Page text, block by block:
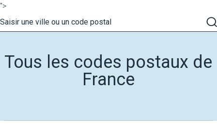
">
Tous les codes postaux de
France